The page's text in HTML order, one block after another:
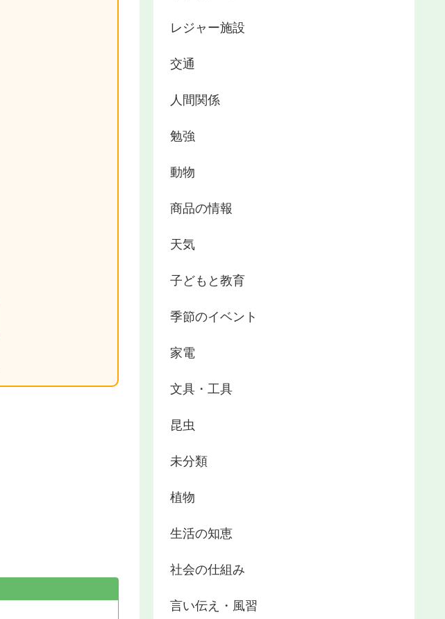
レジャー施設
交通
人間関係
勉強
動物
商品の情報
天気
子どもと教育
季節のイベント
家電
文具・工具
昆虫
未分類
植物
生活の知恵
社会の仕組み
言い伝え・風習